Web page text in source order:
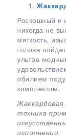
Роскошный и
никогда не
мягкость,
голова
ультра
обилием
комплектом.
техника
исполнении.